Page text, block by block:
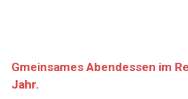
Gmeinsames Abendessen im
Jahr.